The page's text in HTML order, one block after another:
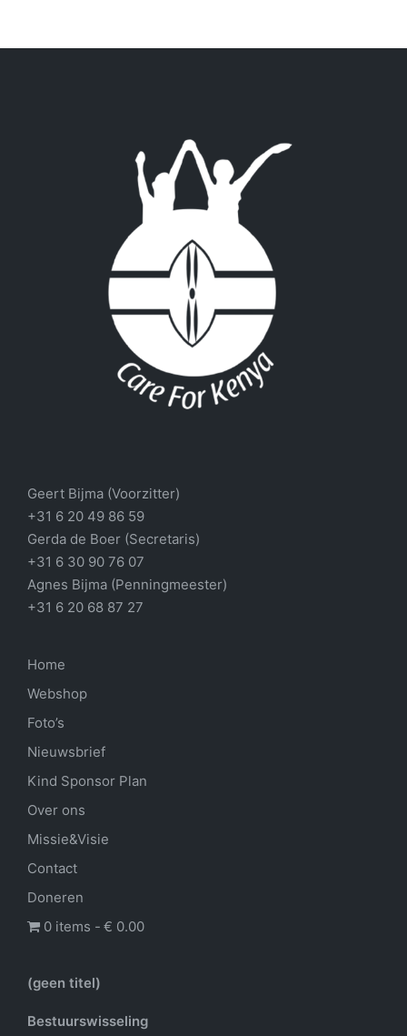
Geert Bijma (Voorzitter)
+31 6 20 49 86 59
Gerda de Boer (Secretaris)
+31 6 30 90 76 07
Agnes Bijma (Penningmeester)
+31 6 20 68 87 27
Home
Webshop
Foto’s
Nieuwsbrief
Kind Sponsor Plan
Over ons
Missie&Visie
Contact
Doneren
0 items
€ 0.00
(geen titel)
Bestuurswisseling